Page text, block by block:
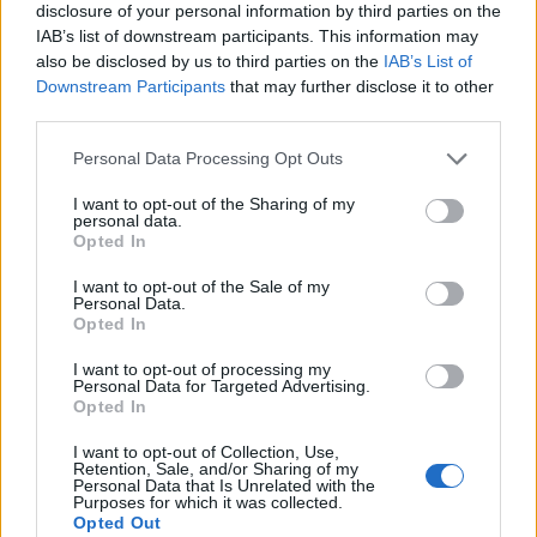
disclosure of your personal information by third parties on the
IAB’s list of downstream participants. This information may
also be disclosed by us to third parties on the IAB’s List of
Downstream Participants that may further disclose it to other
Personal Data Processing Opt Outs
I want to opt-out of the Sharing of my
personal data.
Opted In
I want to opt-out of the Sale of my
Personal Data.
Opted In
I want to opt-out of processing my
Personal Data for Targeted Advertising.
Opted In
I want to opt-out of Collection, Use,
Retention, Sale, and/or Sharing of my
Personal Data that Is Unrelated with the
Purposes for which it was collected.
Opted Out
χρηματοδότηση του σχεδίου Εύβοια μετά.
Όλα τα έργα και οι δράσεις που επελέγησαν
· πολιτικής αποδοχής,
· πρότασης και αποδοχής από την τοπική
κοινωνία,
· χρονοδιαγράμματος,
· ωρίμανσης και χρηματοδότησης από
συγκεκριμένο χρηματοδοτικό φορέα.
Το τελικό μείγμα των έργων και των δράσεων
προέκυψε ως προϊόν έντονης και βαθιάς